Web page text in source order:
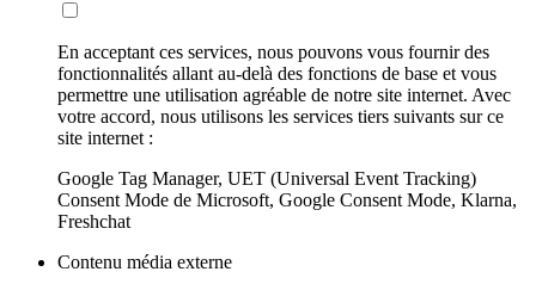
En acceptant ces services, nous pouvons vous fournir des
fonctionnalités allant au-delà des fonctions de base et vous
permettre une utilisation agréable de notre site internet. Avec
votre accord, nous utilisons les services tiers suivants sur ce
site internet :
Google Tag Manager, UET (Universal Event Tracking)
Consent Mode de Microsoft, Google Consent Mode, Klarna,
Freshchat
Contenu média externe